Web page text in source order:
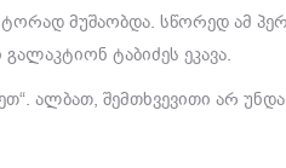
მუშაობდა. სწორედ ამ
ტაბიძეს ეკავა.
ალბათ, შემთხვევითი არ უნდა